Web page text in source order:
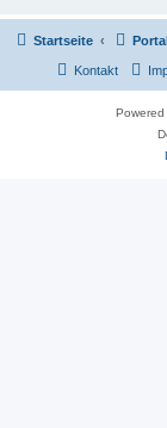
Startseite
Kontakt
Powered